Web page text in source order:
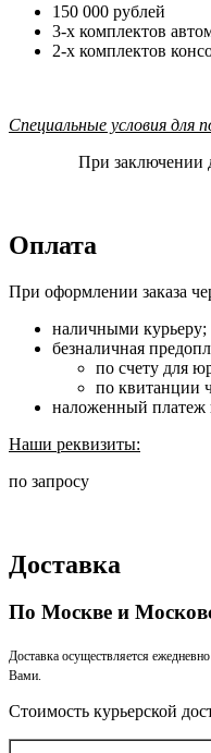
150 000 рублей
3-х комплектов
2-х комплектов
Специальные условия для
При заключении
Оплата
При оформлении заказа
наличными курьеру;
безналичная
по счету для
по квитанции
наложенный платеж
Наши реквизиты:
по запросу
Доставка
По Москве и
Доставка осуществляется
Вами.
Стоимость курьерской